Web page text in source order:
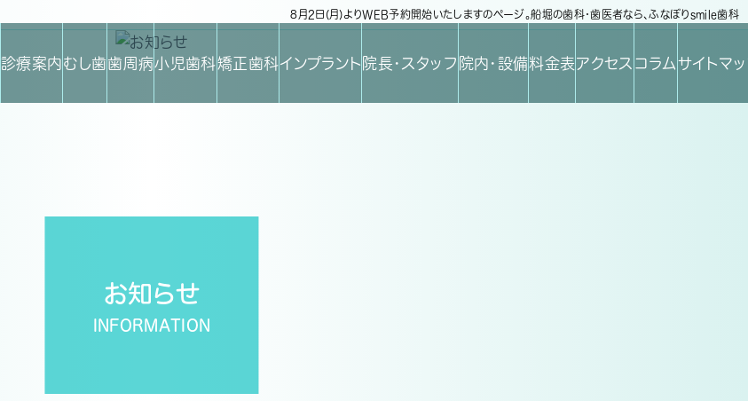
8月2日(月)よりWEB予約開始いたしますのページ。船堀の歯科・歯医者なら、ふなぼりsmile歯科
診療案内むし歯歯周病小児歯科矯正歯科インプラント院長・スタッフ院内・設備料金表アクセスコラムサイトマ
お知らせ
INFORMATION